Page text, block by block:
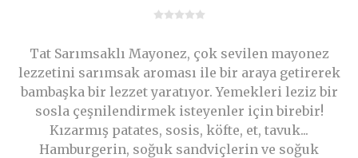
Tat Sarımsaklı Mayonez, çok sevilen mayonez
lezzetini sarımsak aroması ile bir araya getirerek
bambaşka bir lezzet yaratıyor. Yemekleri leziz bir
sosla çeşnilendirmek isteyenler için birebir!
Kızarmış patates, sosis, köfte, et, tavuk...
Hamburgerin, soğuk sandviçlerin ve soğuk